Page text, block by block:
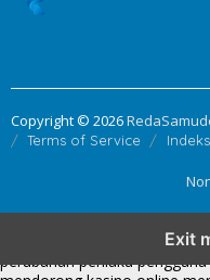
Copyright © 2026
Terms of Service
Exit
perubahan perilaku